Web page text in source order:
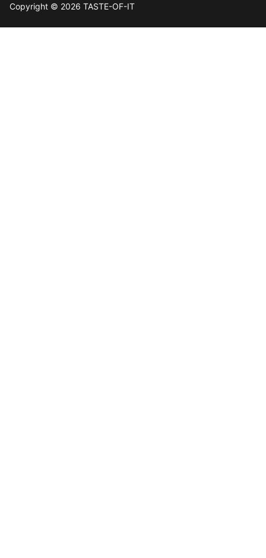
Copyright © 2026 TASTE-OF-IT